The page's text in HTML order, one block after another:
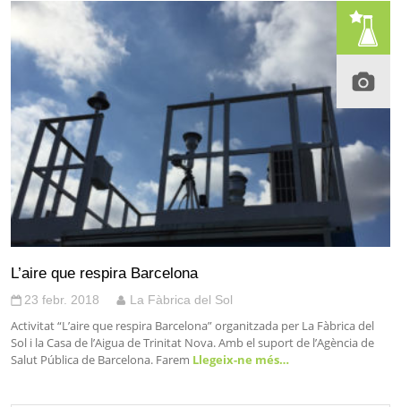
L’aire que respira Barcelona
23 febr. 2018 La Fàbrica del Sol
Activitat “L’aire que respira Barcelona” organitzada per La Fàbrica del
Sol i la Casa de l’Aigua de Trinitat Nova. Amb el suport de l’Agència de
Salut Pública de Barcelona. Farem Llegeix-ne més…